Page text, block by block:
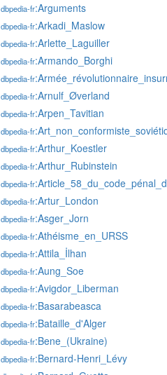
dbpedia-fr:Arguments
dbpedia-fr:Arkadi_Maslow
dbpedia-fr:Arlette_Laguiller
dbpedia-fr:Armando_Borghi
dbpedia-fr
dbpedia-fr:Arnulf_Øverland
dbpedia-fr:Arpen_Tavitian
dbpedia-fr
dbpedia-fr:Arthur_Koestler
dbpedia-fr:Arthur_Rubinstein
dbpedia-fr
dbpedia-fr:Artur_London
dbpedia-fr:Asger_Jorn
dbpedia-fr:Athéisme_en_URSS
dbpedia-fr:Attila_İlhan
dbpedia-fr:Aung_Soe
dbpedia-fr:Avigdor_Liberman
dbpedia-fr:Basarabeasca
dbpedia-fr:Bataille_d'Alger
dbpedia-fr:Bene_(Ukraine)
dbpedia-fr:Bernard-Henri_Lévy